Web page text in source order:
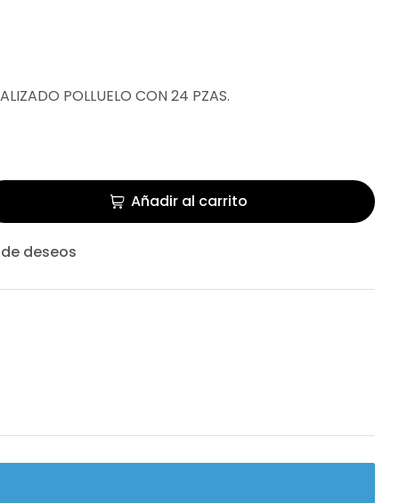
POLLUELO CON 24 PZAS.
Añadir al carrito
deseos